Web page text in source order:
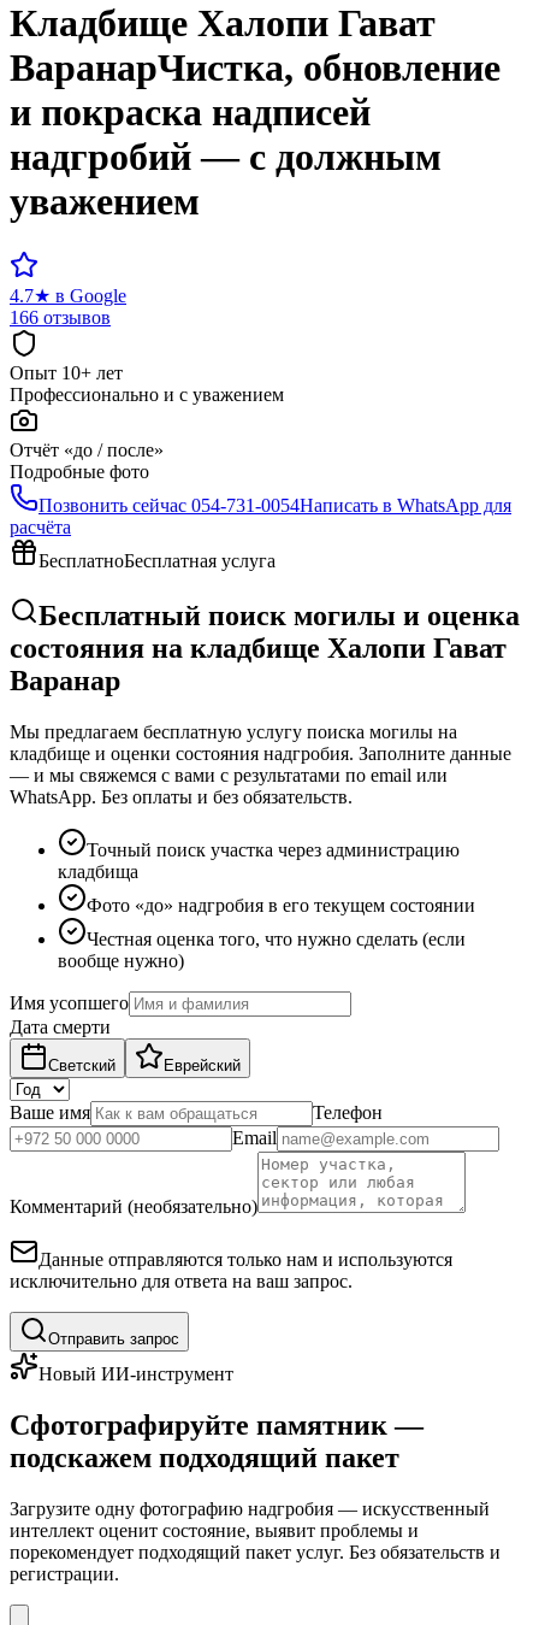
Кладбище Халопи Гават
ВаранарЧистка, обновление
и покраска надписей
надгробий — с должным
уважением
4.7★ в Google
166 отзывов
Опыт 10+ лет
Профессионально и с уважением
Отчёт «до / после»
Подробные фото
Позвонить сейчас 054-731-0054Написать в WhatsApp для
расчёта
БесплатноБесплатная услуга
Бесплатный поиск могилы и оценка
состояния на кладбище Халопи Гават
Варанар
Мы предлагаем бесплатную услугу поиска могилы на
кладбище и оценки состояния надгробия. Заполните данные
— и мы свяжемся с вами с результатами по email или
WhatsApp. Без оплаты и без обязательств.
Точный поиск участка через администрацию
кладбища
Фото «до» надгробия в его текущем состоянии
Честная оценка того, что нужно сделать (если
вообще нужно)
Имя усопшего
Дата смерти
Светский Еврейский
Ваше имя
Телефон
Email
Комментарий (необязательно)
Данные отправляются только нам и используются
исключительно для ответа на ваш запрос.
Отправить запрос
Новый ИИ-инструмент
Сфотографируйте памятник —
подскажем подходящий пакет
Загрузите одну фотографию надгробия — искусственный
интеллект оценит состояние, выявит проблемы и
порекомендует подходящий пакет услуг. Без обязательств и
регистрации.